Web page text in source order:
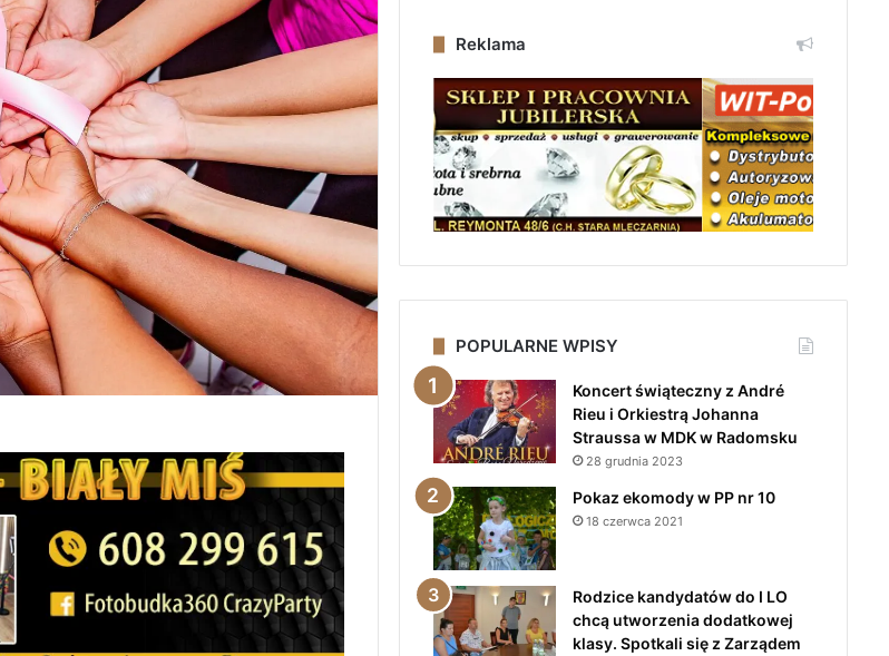
Reklama
POPULARNE WPISY
Koncert świąteczny z André
Rieu i Orkiestrą Johanna
Straussa w MDK w Radomsku
28 grudnia 2023
Pokaz ekomody w PP nr 10
18 czerwca 2021
Rodzice kandydatów do I LO
chcą utworzenia dodatkowej
klasy. Spotkali się z Zarządem